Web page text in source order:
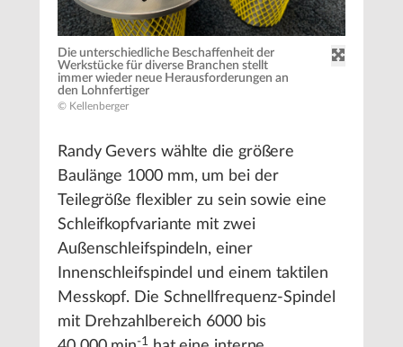
Die unterschiedliche Beschaffenheit der
Werkstücke für diverse Branchen stellt
immer wieder neue Herausforderungen an
den Lohnfertiger
© Kellenberger
Randy Gevers wählte die größere
Baulänge 1000 mm, um bei der
Teilegröße flexibler zu sein sowie eine
Schleifkopfvariante mit zwei
Außenschleifspindeln, einer
Innenschleifspindel und einem taktilen
Messkopf. Die Schnellfrequenz-Spindel
mit Drehzahlbereich 6000 bis
-1